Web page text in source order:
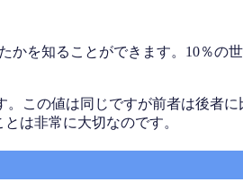
を知ることができます。10％の
この値は同じですが前者は後者
は非常に大切なのです。